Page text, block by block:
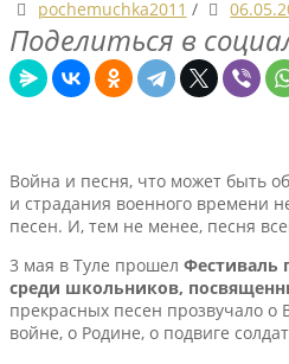
pochemuchka2011 /
Поделиться в
Война и песня, что может быть
и страдания военного времени
песен. И, тем не менее, песня
3 мая в Туле прошел Фестиваль
среди школьников,
прекрасных песен прозвучало о
войне, о Родине, о подвиге